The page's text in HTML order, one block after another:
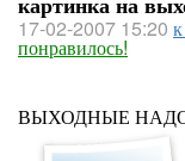
17-02-2007 15:20
понравилось!
ВЫХОДНЫЕ